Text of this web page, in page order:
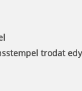
trodat